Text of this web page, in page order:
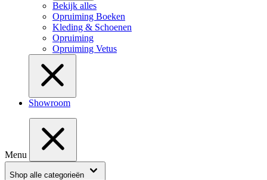
Bekijk alles
Opruiming Boeken
Kleding & Schoenen
Opruiming
Opruiming Vetus
Showroom
Menu
Shop alle categorieën